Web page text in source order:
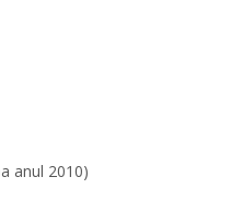
anul 2010)